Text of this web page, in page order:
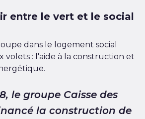
entre le vert et le social
dans le logement social
: l'aide à la construction et
le groupe Caisse des
la construction de